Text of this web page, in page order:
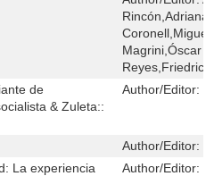
Rincón,Adriana
Magrini,Óscar
de
& Zuleta::
Author/Editor:
Author/Editor:
La experiencia
Author/Editor: